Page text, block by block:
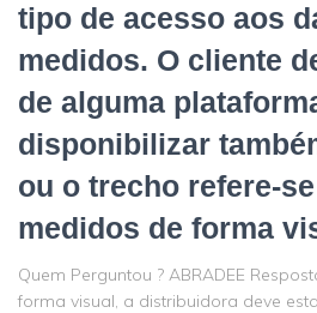
tipo de acesso aos
medidos. O cliente
de alguma
disponibilizar
ou o trecho refere-
medidos de forma
Quem Perguntou ? ABRADEE
forma visual, a distribuidora deve